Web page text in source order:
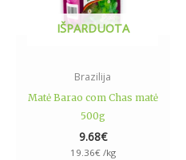
IŠPARDUOTA
Brazilija
Matė Barao com Chas matė
500g
9.68€
19.36€/kg